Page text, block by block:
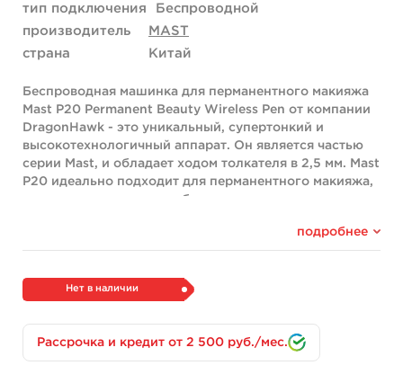
тип подключения
Беспроводной
производитель
MAST
страна
Китай
Беспроводная машинка для перманентного макияжа
Mast P20 Permanent Beauty Wireless Pen от компании
DragonHawk - это уникальный, супертонкий и
высокотехнологичный аппарат. Он является частью
серии Mast, и обладает ходом толкателя в 2,5 мм. Mast
P20 идеально подходит для перманентного макияжа,
а также для создания небольших татуировок.
Эта машинка идеальна для подводки глаз,
свободу работы мастера в любое время и в любом
месте. Корпус машинки изготовлен из
В данном исполнении машинка Р20 поставляется в
подробнее
Нет в наличии
Рассрочка и кредит от 2 500 руб./мес.